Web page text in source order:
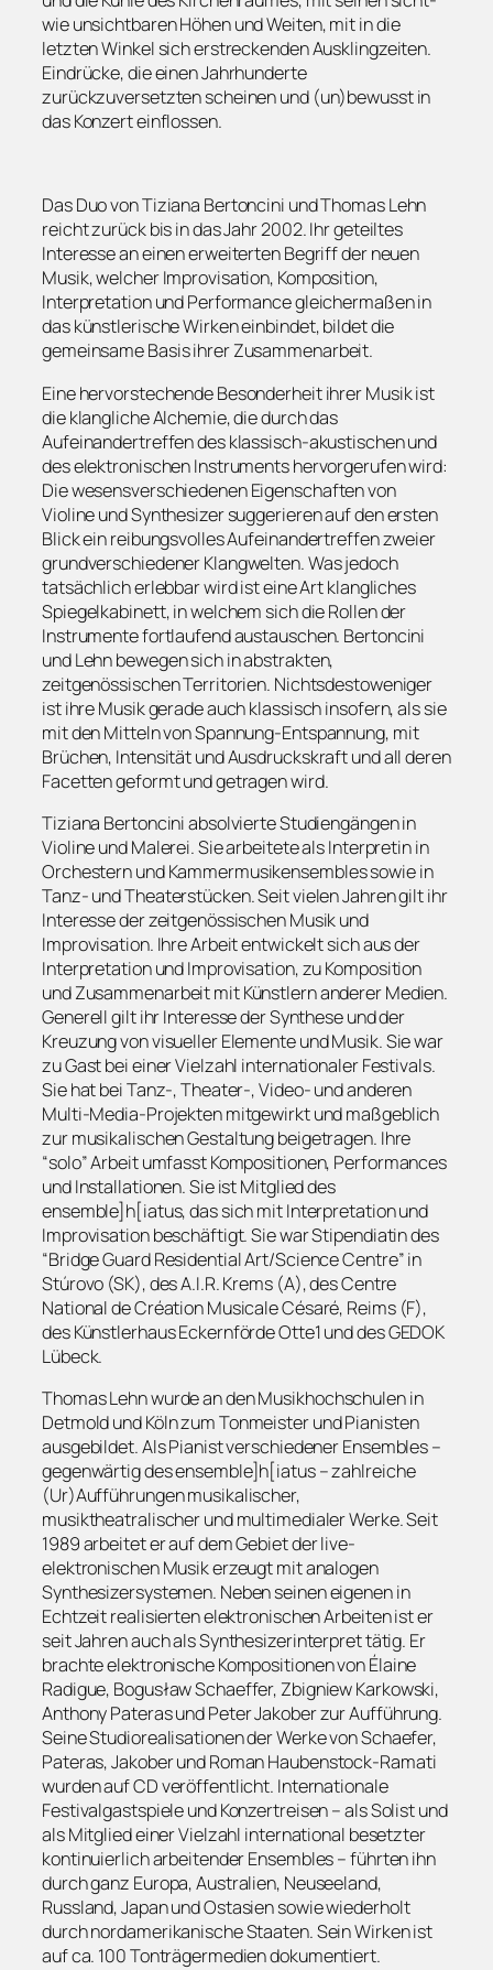
wie unsichtbaren Höhen und Weiten, mit in die
letzten Winkel sich erstreckenden Ausklingzeiten.
Eindrücke, die einen Jahrhunderte
zurückzuversetzten scheinen und (un)bewusst in
das Konzert einflossen.
Das Duo von Tiziana Bertoncini und Thomas Lehn
reicht zurück bis in das Jahr 2002. Ihr geteiltes
Interesse an einen erweiterten Begriff der neuen
Musik, welcher Improvisation, Komposition,
Interpretation und Performance gleichermaßen in
das künstlerische Wirken einbindet, bildet die
gemeinsame Basis ihrer Zusammenarbeit.
Eine hervorstechende Besonderheit ihrer Musik ist
die klangliche Alchemie, die durch das
Aufeinandertreffen des klassisch-akustischen und
des elektronischen Instruments hervorgerufen wird:
Die wesensverschiedenen Eigenschaften von
Violine und Synthesizer suggerieren auf den ersten
Blick ein reibungsvolles Aufeinandertreffen zweier
grundverschiedener Klangwelten. Was jedoch
tatsächlich erlebbar wird ist eine Art klangliches
Spiegelkabinett, in welchem sich die Rollen der
Instrumente fortlaufend austauschen. Bertoncini
und Lehn bewegen sich in abstrakten,
zeitgenössischen Territorien. Nichtsdestoweniger
ist ihre Musik gerade auch klassisch insofern, als sie
mit den Mitteln von Spannung-Entspannung, mit
Brüchen, Intensität und Ausdruckskraft und all deren
Facetten geformt und getragen wird.
Tiziana Bertoncini absolvierte Studiengängen in
Violine und Malerei. Sie arbeitete als Interpretin in
Orchestern und Kammermusikensembles sowie in
Tanz- und Theaterstücken. Seit vielen Jahren gilt ihr
Interesse der zeitgenössischen Musik und
Improvisation. Ihre Arbeit entwickelt sich aus der
Interpretation und Improvisation, zu Komposition
und Zusammenarbeit mit Künstlern anderer Medien.
Generell gilt ihr Interesse der Synthese und der
Kreuzung von visueller Elemente und Musik. Sie war
zu Gast bei einer Vielzahl internationaler Festivals.
Sie hat bei Tanz-, Theater-, Video- und anderen
Multi-Media-Projekten mitgewirkt und maßgeblich
zur musikalischen Gestaltung beigetragen. Ihre
“solo” Arbeit umfasst Kompositionen, Performances
und Installationen. Sie ist Mitglied des
ensemble]h[iatus, das sich mit Interpretation und
Improvisation beschäftigt. Sie war Stipendiatin des
“Bridge Guard Residential Art/Science Centre” in
Stúrovo (SK), des A.I.R. Krems (A), des Centre
National de Création Musicale Césaré, Reims (F),
des Künstlerhaus Eckernförde Otte1 und des GEDOK
Lübeck.
Thomas Lehn wurde an den Musikhochschulen in
Detmold und Köln zum Tonmeister und Pianisten
ausgebildet. Als Pianist verschiedener Ensembles –
gegenwärtig des ensemble]h[iatus – zahlreiche
(Ur)Aufführungen musikalischer,
musiktheatralischer und multimedialer Werke. Seit
1989 arbeitet er auf dem Gebiet der live-
elektronischen Musik erzeugt mit analogen
Synthesizersystemen. Neben seinen eigenen in
Echtzeit realisierten elektronischen Arbeiten ist er
seit Jahren auch als Synthesizerinterpret tätig. Er
brachte elektronische Kompositionen von Élaine
Radigue, Bogusław Schaeffer, Zbigniew Karkowski,
Anthony Pateras und Peter Jakober zur Aufführung.
Seine Studiorealisationen der Werke von Schaefer,
Pateras, Jakober und Roman Haubenstock-Ramati
wurden auf CD veröffentlicht. Internationale
Festivalgastspiele und Konzertreisen – als Solist und
als Mitglied einer Vielzahl international besetzter
kontinuierlich arbeitender Ensembles – führten ihn
durch ganz Europa, Australien, Neuseeland,
Russland, Japan und Ostasien sowie wiederholt
durch nordamerikanische Staaten. Sein Wirken ist
auf ca. 100 Tonträgermedien dokumentiert.